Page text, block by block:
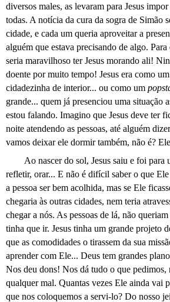
diversos males, as levaram para Jesus
todas. A notícia da cura da sogra de Simão
cidade, e cada um queria aproveitar a
alguém que estava precisando de algo.
seria maravilhoso ter Jesus morando ali!
doente por muito tempo! Jesus era como
cidadezinha de interior... ou como um
grande... quem já presenciou uma situação
estou falando. Imagino que Jesus deve ter
noite atendendo as pessoas, até alguém
vamos deixar ele dormir também, não é?
Ao nascer do sol, Jesus saiu e foi para
refletir, orar... E não é difícil saber o que
a pessoa ser bem acolhida, mas se Ele
chegaria às outras cidades, nem teria
chegar a nós. As pessoas de lá, não
tinha que ir. Jesus tinha um grande projeto
que as comodidades o tirassem da sua
aprender com Ele... Deus tem grandes
Nos deu dons! Nos dá tudo o que pedimos,
qualquer mal. Quantas vezes Ele ainda vai
que nos coloquemos a servi-lo? Do nosso